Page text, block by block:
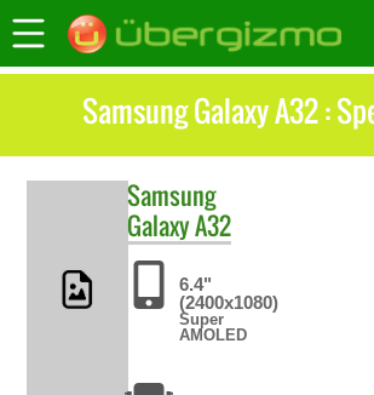
Samsung Galaxy A32 :
Samsung
Galaxy A32
6.4"
(2400x1080)
Super
AMOLED